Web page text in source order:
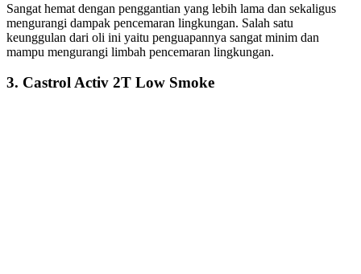
Sangat hemat dengan penggantian yang lebih lama dan sekaligus
mengurangi dampak pencemaran lingkungan. Salah satu
keunggulan dari oli ini yaitu penguapannya sangat minim dan
mampu mengurangi limbah pencemaran lingkungan.
3. Castrol Activ 2T Low Smoke